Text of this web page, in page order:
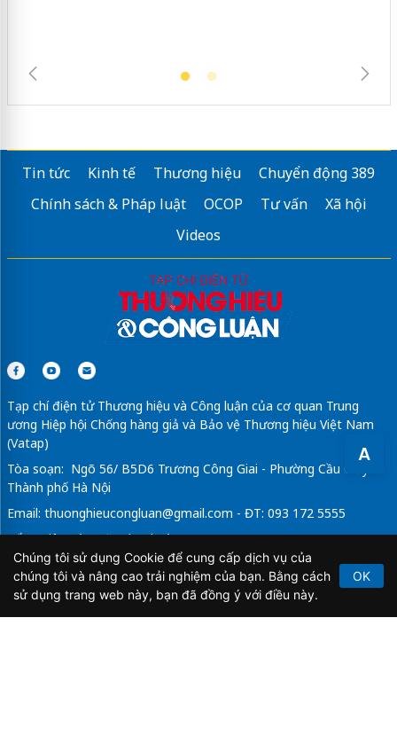
A
Tin tức Kinh tế Thương hiệu
Chuyển động 389
Chính sách & Pháp luật
OCOP Tư vấn
Xã hội
Videos
Tạp chí điện tử Thương hiệu và Công luận của cơ quan Trung
ương Hiệp hội Chống hàng giả và Bảo vệ Thương hiệu Việt Nam
(Vatap)
Tòa soạn: Ngõ 56/ B5D6 Trương Công Giai - Phường Cầu Giấy -
Thành phố Hà Nội
Email: thuonghieucongluan@gmail.com - ĐT: 093 172 5555
Tổng Biên Tập: Vũ Đức Thuận
Giấy phép hoạt động báo chí điện tử số 64/GP-BTTTT do Bộ
Thông tin và Truyền thông cấp ngày 21/2/2020.
Chúng tôi sử dụng Cookie để cung cấp dịch vụ của
chúng tôi và nâng cao trải nghiệm của bạn. Bằng cách
sử dụng trang web này, bạn đã đồng ý với điều này.
OK